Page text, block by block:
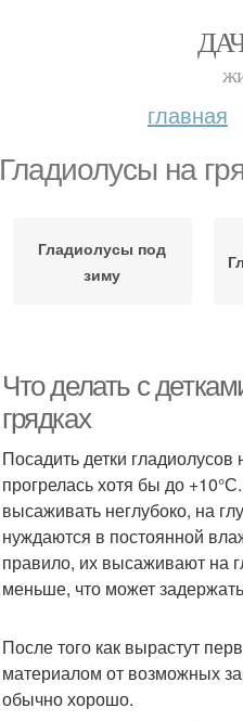
главная
Гладиолусы на
Гладиолусы под
зиму
Что делать с
грядках
Посадить детки
прогрелась хотя бы до
высаживать неглубоко, на
нуждаются в постоянной
правило, их высаживают на
меньше, что может
После того как вырастут
материалом от возможных
обычно хорошо.